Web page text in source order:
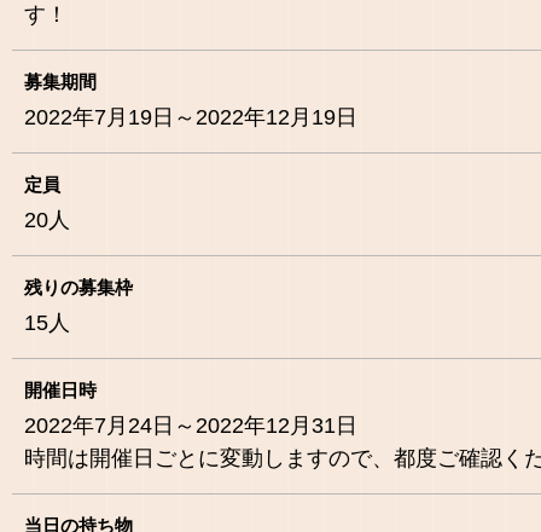
す！
募集期間
2022年7月19日～2022年12月19日
定員
20 人
残りの募集枠
15 人
開催日時
2022年7月24日～2022年12月31日
時間は開催日ごとに変動しますので、都度ご確認く
当日の持ち物